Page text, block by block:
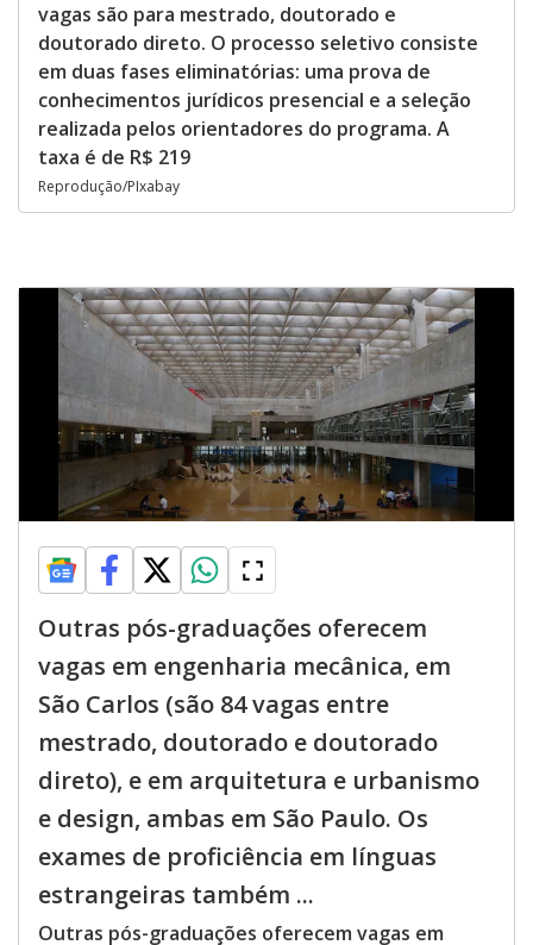
vagas são para mestrado, doutorado e
doutorado direto. O processo seletivo consiste
em duas fases eliminatórias: uma prova de
conhecimentos jurídicos presencial e a seleção
realizada pelos orientadores do programa. A
taxa é de R$ 219
Reprodução/PIxabay
Outras pós-graduações oferecem
vagas em engenharia mecânica, em
São Carlos (são 84 vagas entre
mestrado, doutorado e doutorado
direto), e em arquitetura e urbanismo
e design, ambas em São Paulo. Os
exames de proficiência em línguas
estrangeiras também ...
Outras pós-graduações oferecem vagas em